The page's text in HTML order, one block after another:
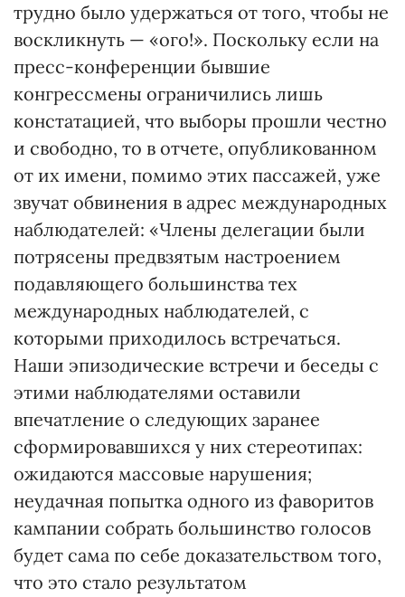
трудно было удержаться от того, чтобы не
воскликнуть — «ого!». Поскольку если на
пресс-конференции бывшие
конгрессмены ограничились лишь
констатацией, что выборы прошли честно
и свободно, то в отчете, опубликованном
от их имени, помимо этих пассажей, уже
звучат обвинения в адрес международных
наблюдателей: «Члены делегации были
потрясены предвзятым настроением
подавляющего большинства тех
международных наблюдателей, с
которыми приходилось встречаться.
Наши эпизодические встречи и беседы с
этими наблюдателями оставили
впечатление о следующих заранее
сформировавшихся у них стереотипах:
ожидаются массовые нарушения;
неудачная попытка одного из фаворитов
кампании собрать большинство голосов
будет сама по себе доказательством того,
что это стало результатом